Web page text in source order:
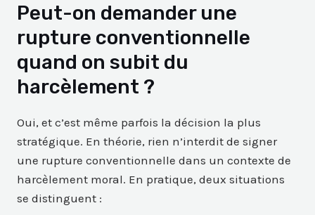
Peut-on demander une
rupture conventionnelle
quand on subit du
harcèlement ?
Oui, et c’est même parfois la décision la plus
stratégique. En théorie, rien n’interdit de signer
une rupture conventionnelle dans un contexte de
harcèlement moral. En pratique, deux situations
se distinguent :